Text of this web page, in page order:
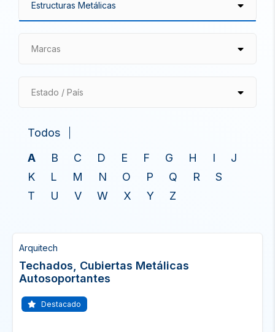
Marcas
Estado / País
Todos
A
B C D E F G H I
J
K
L M N O P Q R
S
T
U V W X Y Z
Arquitech
Techados, Cubiertas Metálicas
Autosoportantes
Destacado